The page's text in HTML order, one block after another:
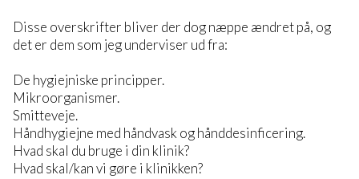
Disse overskrifter bliver der dog næppe ændret på, og
det er dem som jeg underviser ud fra:
De hygiejniske principper.
Mikroorganismer.
Smitteveje.
Håndhygiejne med håndvask og hånddesinficering.
Hvad skal du bruge i din klinik?
Hvad skal/kan vi gøre i klinikken?